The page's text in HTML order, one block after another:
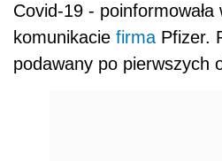
Covid-19 -
komunikacie firma Pfizer.
podawany po pierwszych